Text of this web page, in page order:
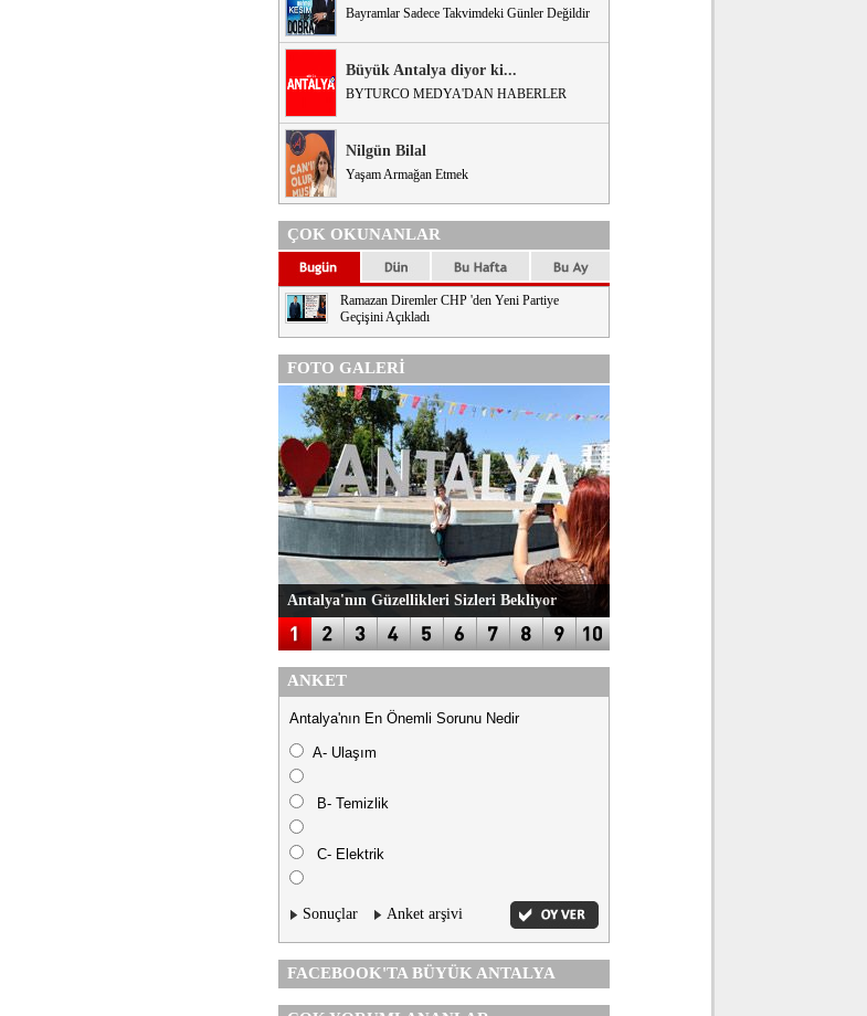
Bayramlar Sadece Takvimdeki Günler Değildir
Büyük Antalya diyor ki...
BYTURCO MEDYA'DAN HABERLER
Nilgün Bilal
Yaşam Armağan Etmek
ÇOK OKUNANLAR
Ramazan Diremler CHP 'den Yeni Partiye
Geçişini Açıkladı
FOTO GALERİ
Antalya'nın Güzellikleri Sizleri Bekliyor
ANKET
Antalya'nın En Önemli Sorunu Nedir
A- Ulaşım
B- Temizlik
C- Elektrik
Sonuçlar Anket arşivi
FACEBOOK'TA BÜYÜK ANTALYA